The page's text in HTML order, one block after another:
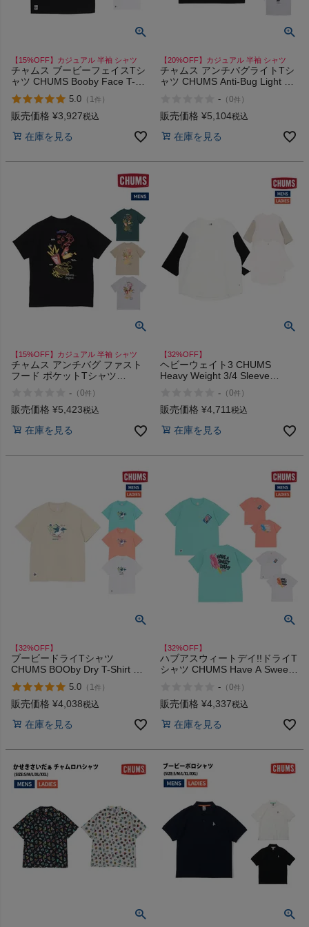
【15%OFF】カジュアル 半袖 シャツ
チャムス ブービーフェイスTシ
ャツ CHUMS Booby Face T-
Shirt
5.0 （ 1件 ）
販売価格 ¥3,927税込
在庫を見る
【20%OFF】カジュアル 半袖 シャツ
チャムス アンチバグライトTシ
ャツ CHUMS Anti-Bug Light T-
- （0件 ）
販売価格 ¥5,104税込
在庫を見る
【15%OFF】カジュアル 半袖 シャツ
チャムス アンチバグ ファスト
フード ポケットTシャツ
Pocket T-Shirt- （0件 ）
販売価格 ¥5,423税込
在庫を見る
【32%OFF】
ヘビーウェイト3 CHUMS
Heavy Weight 3/4 Sleeve
- （0件 ）
販売価格 ¥4,711税込
在庫を見る
【32%OFF】
ブービードライTシャツ
CHUMS BOOby Dry T-Shirt ア
ウトレット セール
5.0 （ 1件 ）
販売価格 ¥4,038税込
在庫を見る
【32%OFF】
ハブアスウィートデイ!!ドライT
シャツ CHUMS Have A Sweet
- （0件 ）
販売価格 ¥4,337税込
在庫を見る